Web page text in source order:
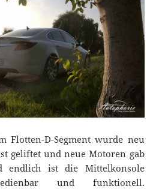
Flotten-D-Segment wurde neu
geliftet und neue Motoren gab
endlich ist die Mittelkonsole
und funktionell.